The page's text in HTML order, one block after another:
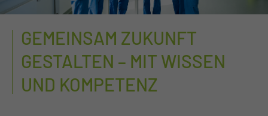
GEMEINSAM ZUKUNFT
GESTALTEN – MIT WISSEN
UND KOMPETENZ